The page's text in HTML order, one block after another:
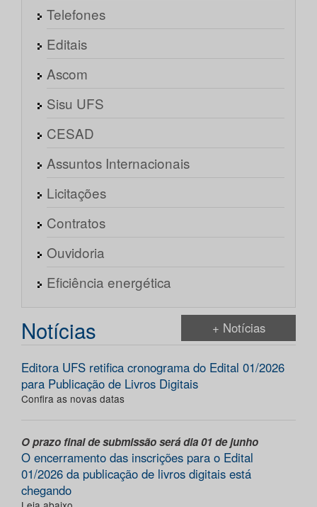
Telefones
Editais
Ascom
Sisu UFS
CESAD
Assuntos Internacionais
Licitações
Contratos
Ouvidoria
Eficiência energética
Notícias + Notícias
Editora UFS retifica cronograma do Edital 01/2026
para Publicação de Livros Digitais
Confira as novas datas
O prazo final de submissão será dia 01 de junho
O encerramento das inscrições para o Edital
01/2026 da publicação de livros digitais está
chegando